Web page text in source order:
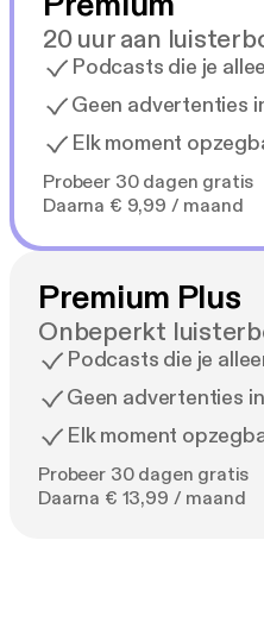
20 uur aan
Podcasts die je
Geen advertenties
Elk moment
Probeer 30 dagen gratis
Daarna € 9,99 / maand
Premium Plus
Onbeperkt
Podcasts die je
Geen advertenties
Elk moment
Probeer 30 dagen gratis
Daarna € 13,99 / maand